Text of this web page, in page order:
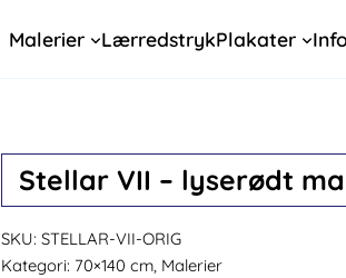
Malerier LærredstrykPlakater Info
Stellar VII – lyserødt
SKU: STELLAR-VII-ORIG
Kategori: 70×140 cm, Malerier